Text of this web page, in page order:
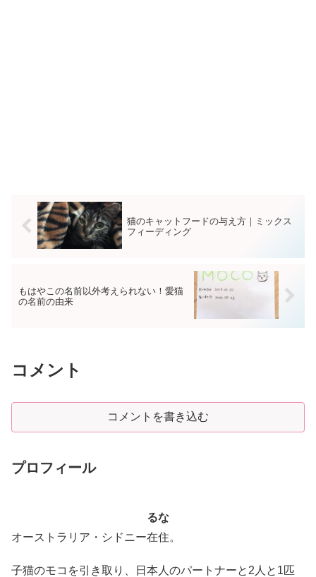
猫のキャットフードの与え方｜ミックス
フィーディング
もはやこの名前以外考えられない！愛猫
の名前の由来
コメント
コメントを書き込む
プロフィール
るな
オーストラリア・シドニー在住。
子猫のモコを引き取り、日本人のパートナーと2人と1匹